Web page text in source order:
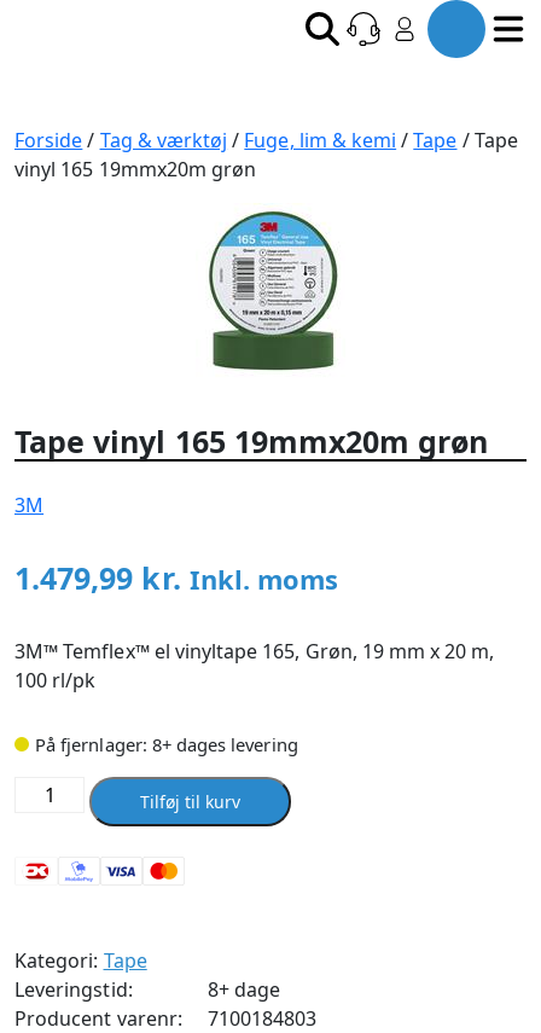
Forside/ Tag & værktøj / Fuge, lim & kemi /Tape / Tape
vinyl 165 19mmx20m grøn
Tape vinyl 165 19mmx20m grøn
3M
1.479,99 kr. Inkl. moms
3M™ Temflex™ el vinyltape 165, Grøn, 19 mm x 20 m,
100 rl/pk
På fjernlager: 8+ dages levering
Tape
19mmx20m
Tilføj til kurv
Kategori: Tape
Leveringstid:
8+ dage
Producent varenr:
7100184803